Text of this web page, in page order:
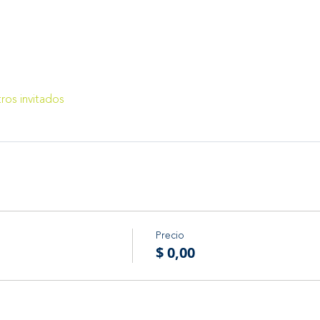
invitados
Precio
$ 0,00